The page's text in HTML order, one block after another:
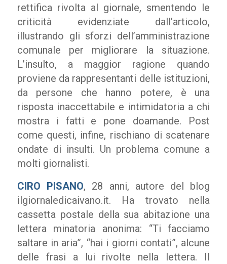
rettifica rivolta al giornale, smentendo le
criticità evidenziate dall’articolo,
illustrando gli sforzi dell’amministrazione
comunale per migliorare la situazione.
L’insulto, a maggior ragione quando
proviene da rappresentanti delle istituzioni,
da persone che hanno potere, è una
risposta inaccettabile e intimidatoria a chi
mostra i fatti e pone doamande. Post
come questi, infine, rischiano di scatenare
ondate di insulti. Un problema comune a
molti giornalisti.
CIRO PISANO, 28 anni, autore del blog
ilgiornaledicaivano.it. Ha trovato nella
cassetta postale della sua abitazione una
lettera minatoria anonima: “Ti facciamo
saltare in aria”, “hai i giorni contati”, alcune
delle frasi a lui rivolte nella lettera. Il